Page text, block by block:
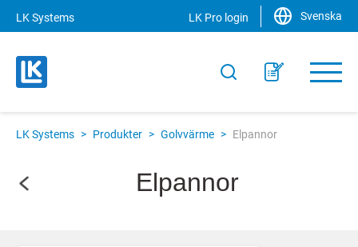
LK Systems LK Pro login Svenska
LK Systems > Produkter > Golvvärme > Elpannor
Elpannor